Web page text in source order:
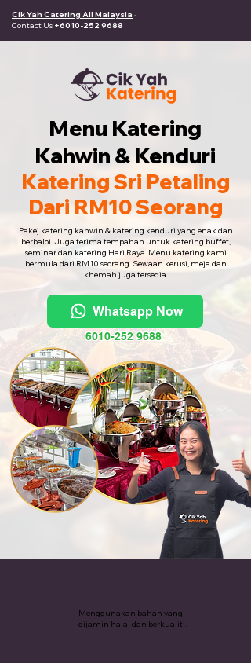
Cik Yah Catering All Malaysia ·
Contact Us +6010-252 9688
Menu Katering
Kahwin & Kenduri
Katering Sri Petaling
Dari RM10 Seorang
Pakej katering kahwin & katering kenduri yang enak dan
berbaloi. Juga terima tempahan untuk katering buffet,
seminar dan katering Hari Raya. Menu katering kami
bermula dari RM10 seorang. Sewaan kerusi, meja dan
khemah juga tersedia.
Whatsapp Now
6010-252 9688
Menggunakan bahan yang
dijamin halal dan berkualiti.